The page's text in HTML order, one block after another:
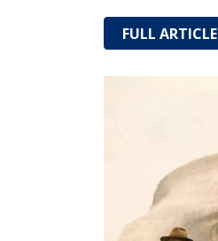
FULL ARTICLE